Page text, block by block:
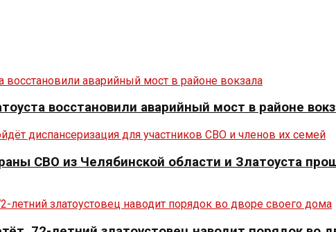
восстановили аварийный мост в районе
СВО из Челябинской области и Златоуста